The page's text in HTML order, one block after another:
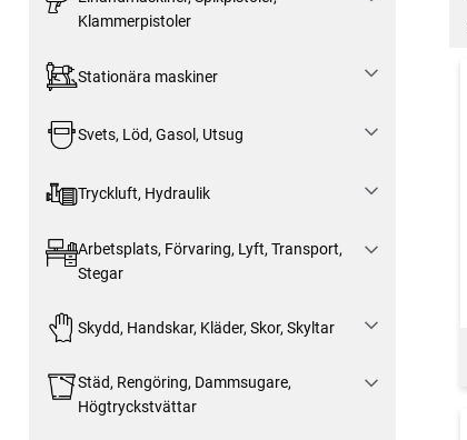
Klammerpistoler
Stationära maskiner
Svets, Löd, Gasol, Utsug
Tryckluft, Hydraulik
Arbetsplats, Förvaring, Lyft, Transport,
Stegar
Skydd, Handskar, Kläder, Skor, Skyltar
Städ, Rengöring, Dammsugare,
Högtryckstvättar